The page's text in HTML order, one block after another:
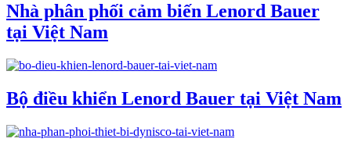
Nhà phân phối cảm biến Lenord Bauer
tại Việt Nam
Bộ điều khiển Lenord Bauer tại Việt Nam